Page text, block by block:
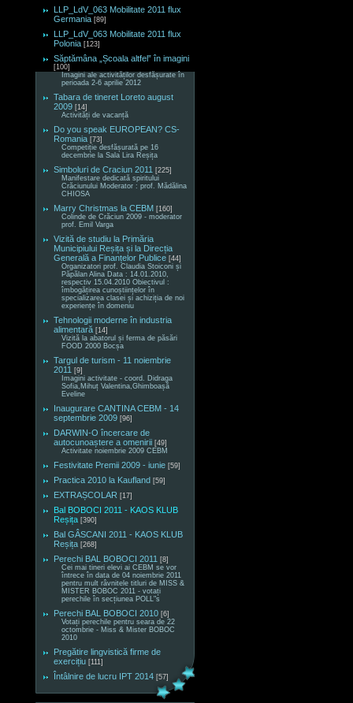
LLP_LdV_063 Mobilitate 2011 flux
Germania [89]
LLP_LdV_063 Mobilitate 2011 flux
Polonia [123]
Săptămâna „Școala altfel” în imagini
[100]
Imagini ale activităților desfășurate în
perioada 2-6 aprilie 2012
Tabara de tineret Loreto august
2009 [14]
Activități de vacanță
Do you speak EUROPEAN? CS-
Romania [73]
Competiție desfășurată pe 16
decembrie la Sala Lira Reșița
Simboluri de Craciun 2011 [225]
Manifestare dedicată spiritului
Crăciunului Moderator : prof. Mădălina
CHIOSA
Marry Christmas la CEBM [160]
Colinde de Crăciun 2009 - moderator
prof. Emil Varga
Vizită de studiu la Primăria
Municipiului Reșița și la Direcția
Generală a Finanțelor Publice [44]
Organizatori prof. Claudia Stoiconi și
Păpălan Alina Data : 14.01.2010,
respectiv 15.04.2010 Obiectivul :
îmbogățirea cunoștiințelor în
specializarea clasei și achiziția de noi
experiențe în domeniu
Tehnologii moderne în industria
alimentară [14]
Vizită la abatorul și ferma de păsări
FOOD 2000 Bocșa
Targul de turism - 11 noiembrie
2011 [9]
Imagini activitate - coord. Didraga
Sofia,Mihuț Valentina,Ghimboașă
Eveline
Inaugurare CANTINA CEBM - 14
septembrie 2009 [96]
DARWIN-O încercare de
autocunoaștere a omenirii [49]
Activitate noiembrie 2009 CEBM
Festivitate Premii 2009 - iunie [59]
Practica 2010 la Kaufland [59]
EXTRAȘCOLAR [17]
Bal BOBOCI 2011 - KAOS KLUB
Reșița [390]
Bal GÂSCANI 2011 - KAOS KLUB
Reșița [268]
Perechi BAL BOBOCI 2011 [8]
Cei mai tineri elevi ai CEBM se vor
întrece în data de 04 noiembrie 2011
pentru mult râvnitele titluri de MISS &
MISTER BOBOC 2011 - votați
perechile în secțiunea POLL"s
Perechi BAL BOBOCI 2010 [6]
Votați perechile pentru seara de 22
octombrie - Miss & Mister BOBOC
2010
Pregătire lingvistică firme de
exercițiu [111]
Întâlnire de lucru IPT 2014 [57]